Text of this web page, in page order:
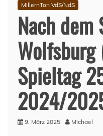
MillernTon VdS/NdS
Nach
Spieltag
2024/
9. März 2025 Michael